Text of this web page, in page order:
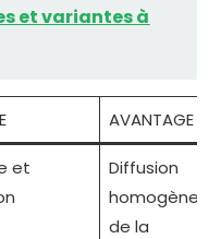
et variantes à
AVANTAGE
et
Diffusion
homogène
de la